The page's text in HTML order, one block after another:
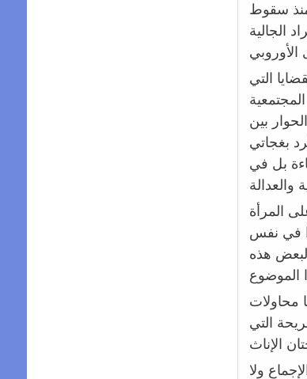
سقوط
الجالية
التي
بين
بغجاتي
بل في
المرأة
في نفس
هذه
محاولات
التي
ولا